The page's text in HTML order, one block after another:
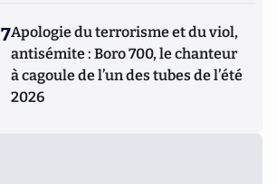
7Apologie du terrorisme et du viol,
antisémite : Boro 700, le chanteur
à cagoule de l’un des tubes de l’été
2026